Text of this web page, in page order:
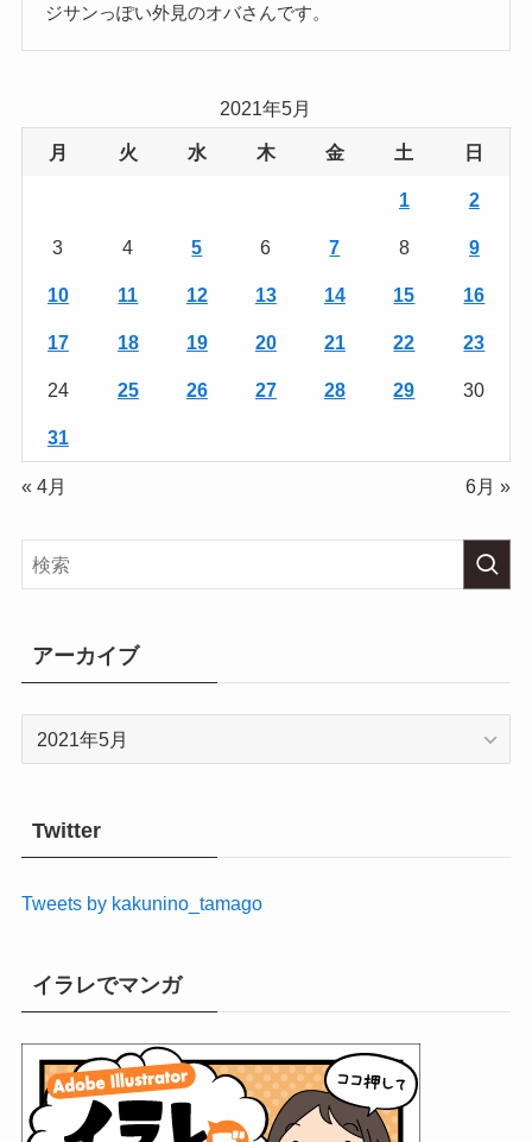
ジサンっぽい外見のオバさんです。
2021年5月
月 火 水 木 金 土 日
1 2
3 4 5 6 7 8 9
10 11 12 13 14 15 16
17 18 19 20 21 22 23
24 25 26 27 28 29 30
31
« 4月 6月 »
アーカイブ
Twitter
Tweets by kakunino_tamago
イラレでマンガ